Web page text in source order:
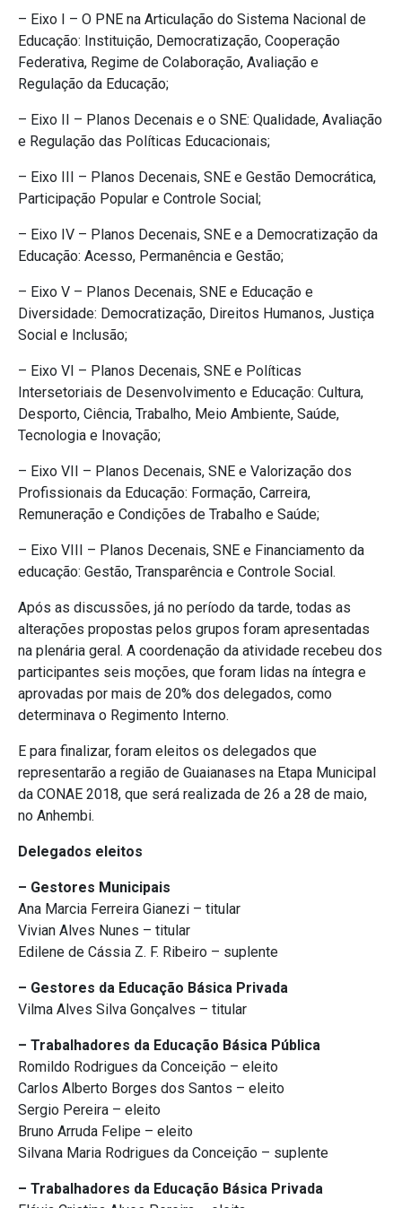
– Eixo I – O PNE na Articulação do Sistema Nacional de
Educação: Instituição, Democratização, Cooperação
Federativa, Regime de Colaboração, Avaliação e
Regulação da Educação;
– Eixo II – Planos Decenais e o SNE: Qualidade, Avaliação
e Regulação das Políticas Educacionais;
– Eixo III – Planos Decenais, SNE e Gestão Democrática,
Participação Popular e Controle Social;
– Eixo IV – Planos Decenais, SNE e a Democratização da
Educação: Acesso, Permanência e Gestão;
– Eixo V – Planos Decenais, SNE e Educação e
Diversidade: Democratização, Direitos Humanos, Justiça
Social e Inclusão;
– Eixo VI – Planos Decenais, SNE e Políticas
Intersetoriais de Desenvolvimento e Educação: Cultura,
Desporto, Ciência, Trabalho, Meio Ambiente, Saúde,
Tecnologia e Inovação;
– Eixo VII – Planos Decenais, SNE e Valorização dos
Profissionais da Educação: Formação, Carreira,
Remuneração e Condições de Trabalho e Saúde;
– Eixo VIII – Planos Decenais, SNE e Financiamento da
educação: Gestão, Transparência e Controle Social.
Após as discussões, já no período da tarde, todas as
alterações propostas pelos grupos foram apresentadas
na plenária geral. A coordenação da atividade recebeu dos
participantes seis moções, que foram lidas na íntegra e
aprovadas por mais de 20% dos delegados, como
determinava o Regimento Interno.
E para finalizar, foram eleitos os delegados que
representarão a região de Guaianases na Etapa Municipal
da CONAE 2018, que será realizada de 26 a 28 de maio,
no Anhembi.
Delegados eleitos
– Gestores Municipais
Ana Marcia Ferreira Gianezi – titular
Vivian Alves Nunes – titular
Edilene de Cássia Z. F. Ribeiro – suplente
– Gestores da Educação Básica Privada
Vilma Alves Silva Gonçalves – titular
– Trabalhadores da Educação Básica Pública
Romildo Rodrigues da Conceição – eleito
Carlos Alberto Borges dos Santos – eleito
Sergio Pereira – eleito
Bruno Arruda Felipe – eleito
Silvana Maria Rodrigues da Conceição – suplente
– Trabalhadores da Educação Básica Privada